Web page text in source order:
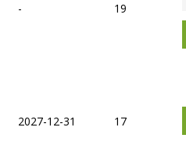
- 19
2027-12-31 17